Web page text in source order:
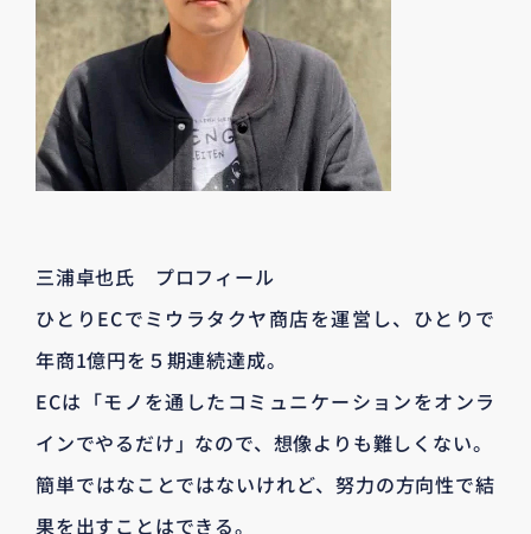
三浦卓也氏 プロフィール
ひとりECでミウラタクヤ商店を運営し、ひとりで
年商1億円を５期連続達成。
ECは「モノを通したコミュニケーションをオンラ
インでやるだけ」なので、想像よりも難しくない。
簡単ではなことではないけれど、努力の方向性で結
果を出すことはできる。